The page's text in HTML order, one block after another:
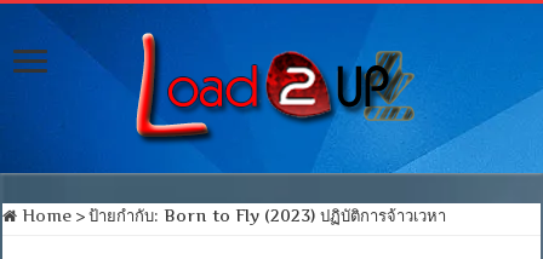
Home > ป้ายกำกับ:Born to Fly (2023) ปฏิบัติการจ้าวเวหา